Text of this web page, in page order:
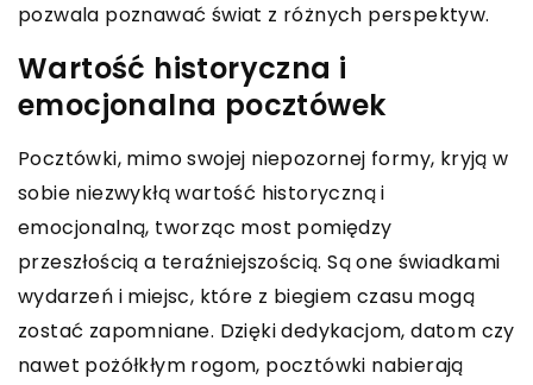
pozwala poznawać świat z różnych perspektyw.
Wartość historyczna i
emocjonalna pocztówek
Pocztówki, mimo swojej niepozornej formy, kryją w
sobie niezwykłą wartość historyczną i
emocjonalną, tworząc most pomiędzy
przeszłością a teraźniejszością. Są one świadkami
wydarzeń i miejsc, które z biegiem czasu mogą
zostać zapomniane. Dzięki dedykacjom, datom czy
nawet pożółkłym rogom, pocztówki nabierają